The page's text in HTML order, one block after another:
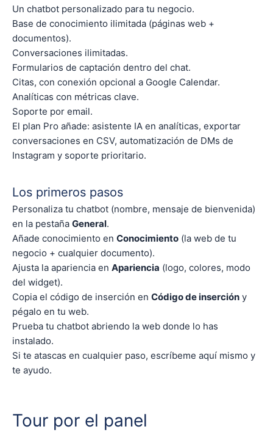
Un chatbot personalizado para tu negocio.
Base de conocimiento ilimitada (páginas web +
documentos).
Conversaciones ilimitadas.
Formularios de captación dentro del chat.
Citas, con conexión opcional a Google Calendar.
Analíticas con métricas clave.
Soporte por email.
El plan Pro añade: asistente IA en analíticas, exportar
conversaciones en CSV, automatización de DMs de
Instagram y soporte prioritario.
Los primeros pasos
Personaliza tu chatbot (nombre, mensaje de bienvenida)
en la pestaña General.
Añade conocimiento en Conocimiento (la web de tu
negocio + cualquier documento).
Ajusta la apariencia en Apariencia (logo, colores, modo
del widget).
Copia el código de inserción en Código de inserción y
pégalo en tu web.
Prueba tu chatbot abriendo la web donde lo has
instalado.
Si te atascas en cualquier paso, escríbeme aquí mismo y
te ayudo.
Tour por el panel